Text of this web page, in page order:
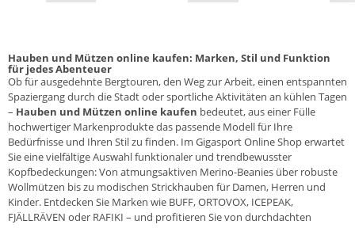
Hauben und Mützen online kaufen: Marken, Stil und Funktion
für jedes Abenteuer
Ob für ausgedehnte Bergtouren, den Weg zur Arbeit, einen entspannten
Spaziergang durch die Stadt oder sportliche Aktivitäten an kühlen Tagen
– Hauben und Mützen online kaufen bedeutet, aus einer Fülle
hochwertiger Markenprodukte das passende Modell für Ihre
Bedürfnisse und Ihren Stil zu finden. Im Gigasport Online Shop erwartet
Sie eine vielfältige Auswahl funktionaler und trendbewusster
Kopfbedeckungen: Von atmungsaktiven Merino-Beanies über robuste
Wollmützen bis zu modischen Strickhauben für Damen, Herren und
Kinder. Entdecken Sie Marken wie BUFF, ORTOVOX, ICEPEAK,
FJÄLLRÄVEN oder RAFIKI – und profitieren Sie von durchdachten